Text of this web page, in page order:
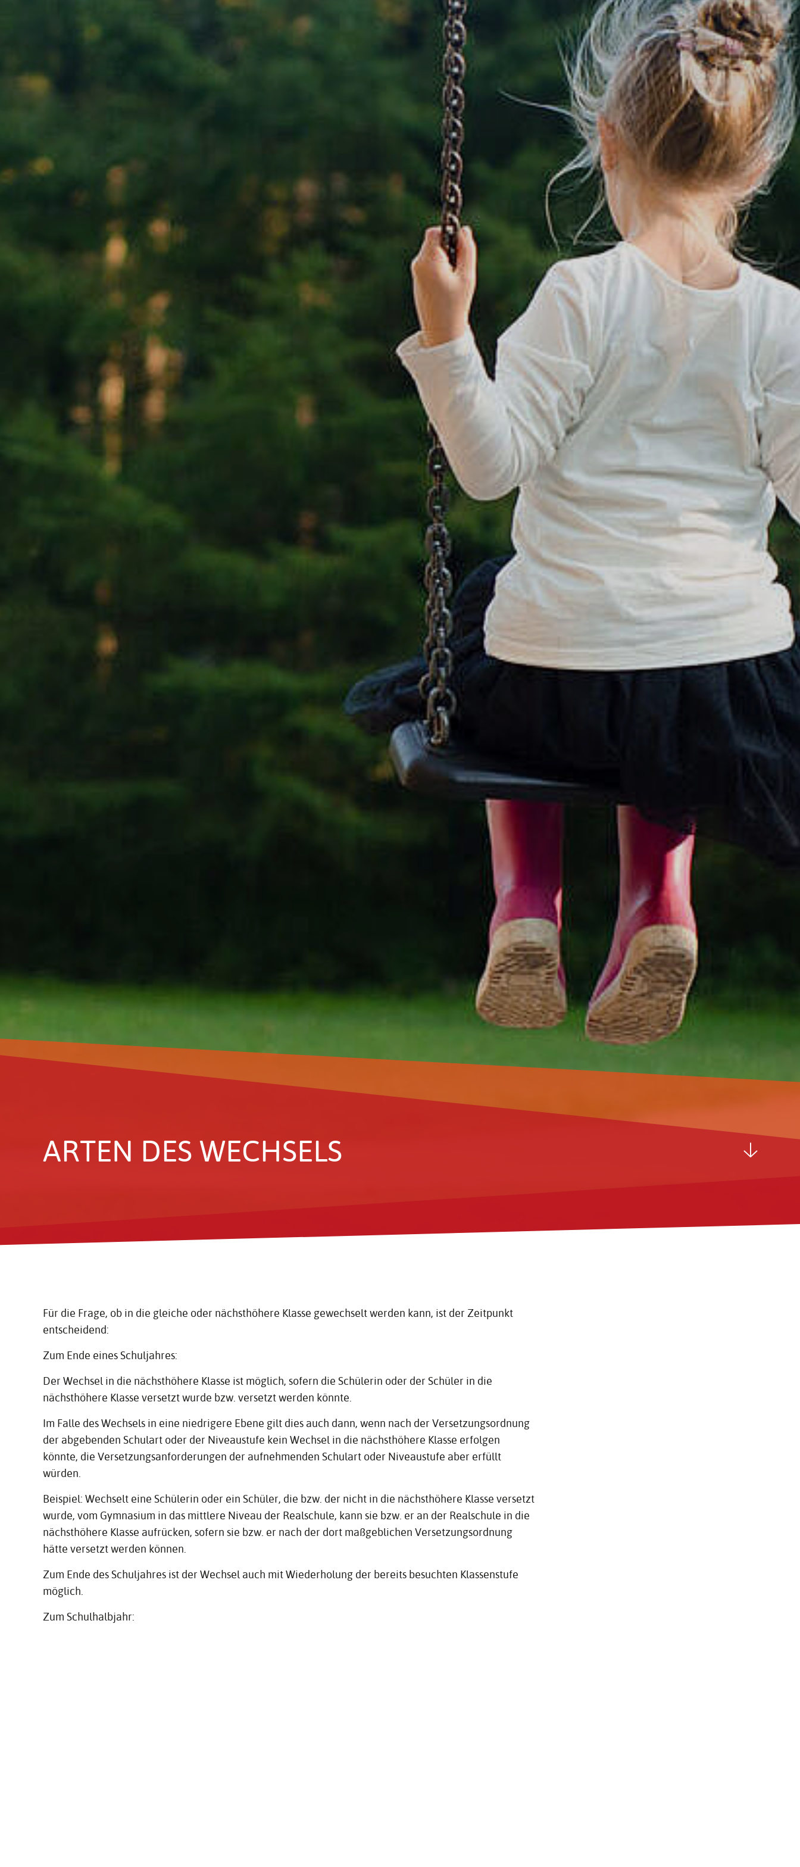
Dienstleistungen A-Z
Formulare & Satzungen
Gemeinderat
Freizeit & Tourismus
Schutzallianz 3D
Nach Texteingabe mit Enter bestätigen
ARTEN DES WECH­SELS
Für die Frage, ob in die gleiche oder nächsthöhere Klasse gewechselt werden kann, ist der Zeitpunkt
entscheidend:
Zum Ende eines Schuljahres:
Der Wechsel in die nächsthöhere Klasse ist möglich, sofern die Schülerin oder der Schüler in die
nächsthöhere Klasse versetzt wurde bzw. versetzt werden könnte.
Im Falle des Wechsels in eine niedrigere Ebene gilt dies auch dann, wenn nach der Versetzungsordnung
der abgebenden Schulart oder der Niveaustufe kein Wechsel in die nächsthöhere Klasse erfolgen
könnte, die Versetzungsanforderungen der aufnehmenden Schulart oder Niveaustufe aber erfüllt
würden.
Beispiel: Wechselt eine Schülerin oder ein Schüler, die bzw. der nicht in die nächsthöhere Klasse versetzt
wurde, vom Gymnasium in das mittlere Niveau der Realschule, kann sie bzw. er an der Realschule in die
nächsthöhere Klasse aufrücken, sofern sie bzw. er nach der dort maßgeblichen Versetzungsordnung
hätte versetzt werden können.
Zum Ende des Schuljahres ist der Wechsel auch mit Wiederholung der bereits besuchten Klassenstufe
möglich.
Zum Schulhalbjahr: